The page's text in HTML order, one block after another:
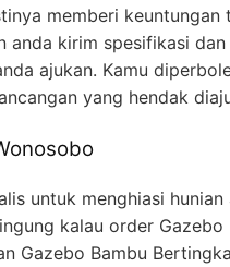
memberi
anda kirim spesifikasi
ajukan. Kamu
yang hendak
untuk menghiasi
kalau order
Gazebo Bambu